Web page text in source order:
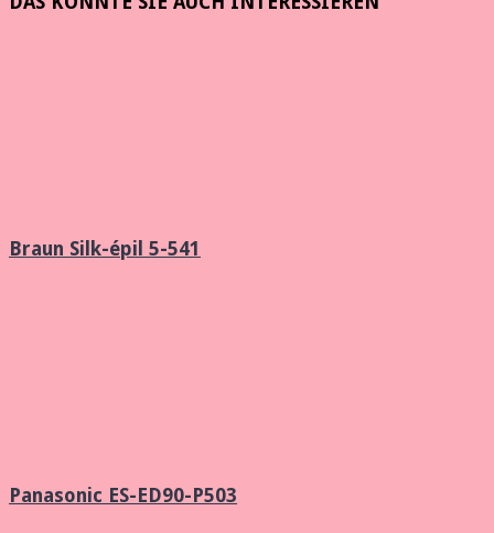
Braun Silk-épil 5-541
Panasonic ES-ED90-P503